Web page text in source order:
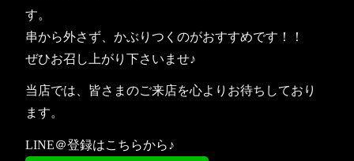
す。
串から外さず、かぶりつくのがおすすめです！！
ぜひお召し上がり下さいませ♪
当店では、皆さまのご来店を心よりお待ちしており
ます。
LINE＠登録はこちらから♪